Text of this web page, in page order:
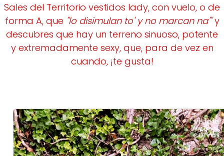
Sales del Territorio vestidos lady, con vuelo, o de
forma A, que "lo disimulan to' y no marcan na'"y
descubres que hay un terreno sinuoso, potente
y extremadamente sexy, que, para de vez en
cuando, ¡te gusta!